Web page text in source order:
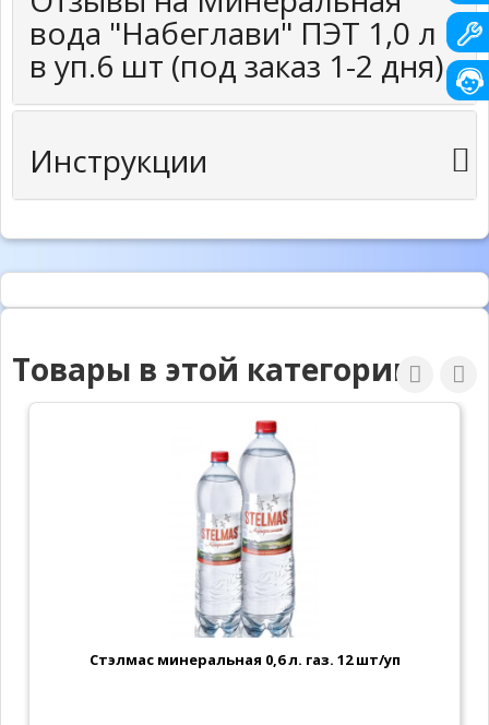
вода "Набеглави" ПЭТ 1,0 л
в уп.6 шт (под заказ 1-2 дня)
Инструкции
Товары в этой категории
Стэлмас минеральная 0,6 л. газ. 12 шт/уп